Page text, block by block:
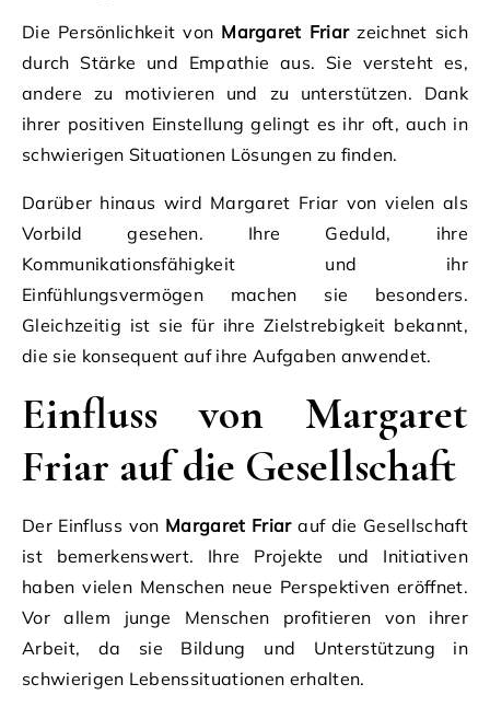
Die Persönlichkeit von Margaret Friarzeichnet sich
durch Stärke und Empathie aus. Sie versteht es,
andere zu motivieren und zu unterstützen. Dank
ihrer positiven Einstellung gelingt es ihr oft, auch in
schwierigen Situationen Lösungen zu finden.
Darüber hinaus wird Margaret Friar von vielen als
Vorbild gesehen. Ihre Geduld, ihre
Kommunikationsfähigkeit und ihr
Einfühlungsvermögen machen sie besonders.
Gleichzeitig ist sie für ihre Zielstrebigkeit bekannt,
die sie konsequent auf ihre Aufgaben anwendet.
Einfluss von Margaret
Friar auf die Gesellschaft
Der Einfluss von Margaret Friarauf die Gesellschaft
ist bemerkenswert. Ihre Projekte und Initiativen
haben vielen Menschen neue Perspektiven eröffnet.
Vor allem junge Menschen profitieren von ihrer
Arbeit, da sie Bildung und Unterstützung in
schwierigen Lebenssituationen erhalten.